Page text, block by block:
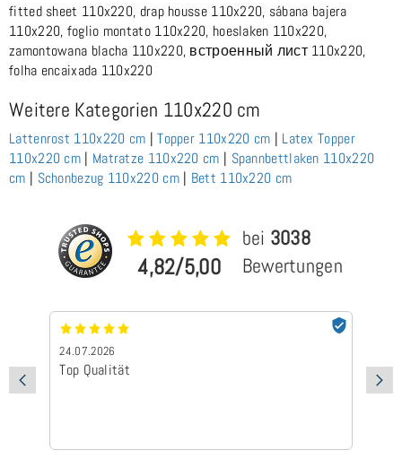
fitted sheet 110x220, drap housse 110x220, sábana bajera
110x220, foglio montato 110x220, hoeslaken 110x220,
zamontowana blacha 110x220, встроенный лист 110x220,
folha encaixada 110x220
Weitere Kategorien 110x220 cm
Lattenrost 110x220 cm |Topper 110x220 cm | Latex Topper
110x220 cm | Matratze 110x220 cm | Spannbettlaken 110x220
cm | Schonbezug 110x220 cm| Bett 110x220 cm
4,82/5,00
bei 3038
Bewertungen
24.07.2026
Top Qualität